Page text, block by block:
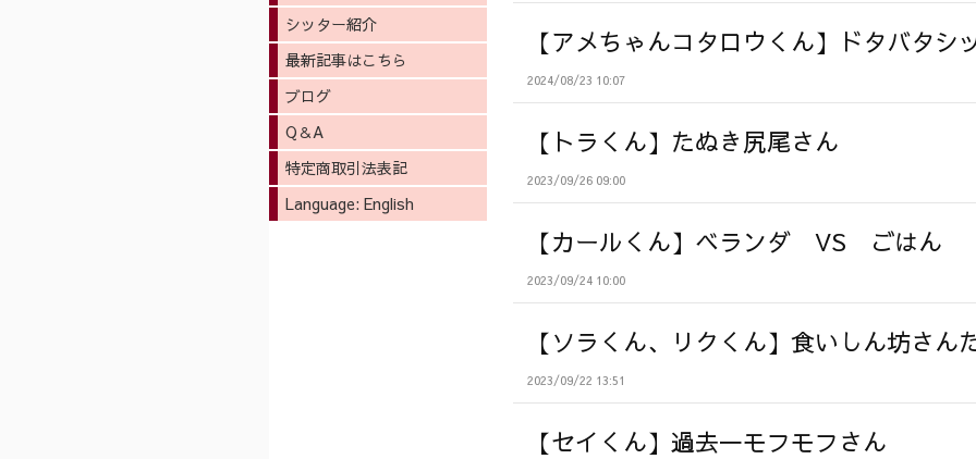
【アメちゃんコタロウくん】ドタバタシ
2024/08/23 10:07
【トラくん】たぬき尻尾さん
2023/09/26 09:00
【カールくん】ベランダ VS ごはん
2023/09/24 10:00
【ソラくん、リクくん】食いしん坊さん
2023/09/22 13:51
【セイくん】過去一モフモフさん
シッター紹介
最新記事はこちら
ブログ
Q＆A
特定商取引法表記
Language: English